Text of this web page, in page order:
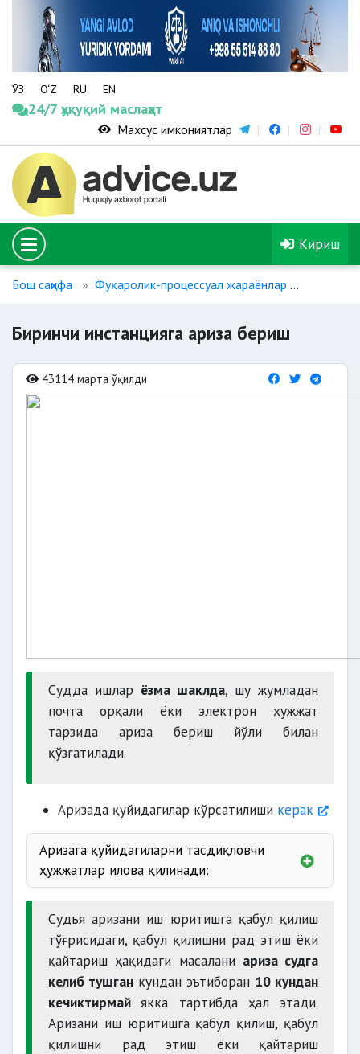
ЎЗ O‘Z RU EN
24/7 ҳуқуқий маслаҳат
Махсус имкониятлар
Кириш
Бош саҳифа Фуқаролик-процессуал жараёнлар
Биринчи инстанцияга ариза бериш
43114 марта ўқилди
Судда ишлар ёзма шаклда, шу жумладан
почта орқали ёки электрон ҳужжат
тарзида ариза бериш йўли билан
қўзғатилади.
Аризада қуйидагилар кўрсатилиши керак
Аризага қуйидагиларни тасдиқловчи
ҳужжатлар илова қилинади:
низони судгача ҳал қилиш
давлат божи
Судья аризани иш юритишга қабул қилиш
тўғрисидаги, қабул қилишни рад этиш ёки
қайтариш ҳақидаги масалани ариза судга
келиб тушган кундан эътиборан 10 кундан
кечиктирмайякка тартибда ҳал этади.
Аризани иш юритишга қабул қилиш, қабул
қилишни рад этиш ёки қайтариш